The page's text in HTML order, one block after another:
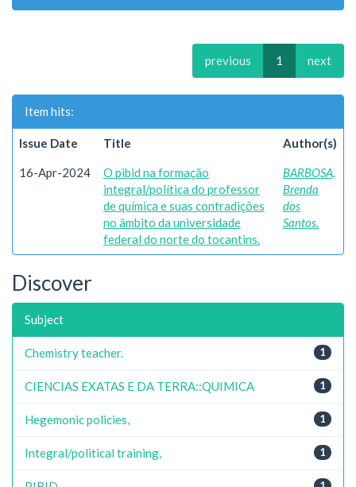
previous 1 next
Item hits:
Issue Date Title Author(s)
16-Apr-2024
O pibid na formação
integral/política do professor
de química e suas contradições
no âmbito da universidade
federal do norte do tocantins.
BARBOSA,
Brenda
dos
Santos.
Discover
Subject
1
Chemistry teacher.
1
CIENCIAS EXATAS E DA TERRA::QUIMICA
1
Hegemonic policies,
1
Integral/political training,